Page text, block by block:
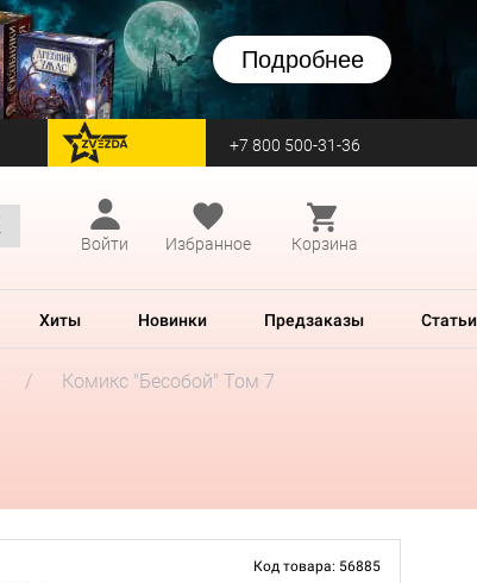
Подробнее
перейти на Zvezda +7 800 500-31-36
Войти
Избранное Корзина
Хиты Новинки Предзаказы Статьи
Комикс "Бесобой" Том 7
Код товара: 56885